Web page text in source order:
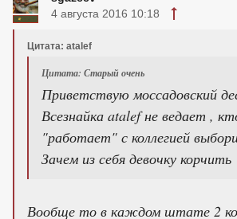
4 августа 2016 10:18
Цитата: atalef
Цитата: Старый очень
Приветствую моссадовский
Всезнайка atalef не ведает ,
"работает" с коллегией
Зачем из себя девочку корчить
Вообще то в каждом штате 2